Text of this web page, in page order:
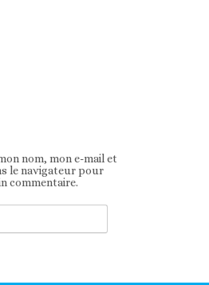
nom, mon e-mail et
le navigateur pour
commentaire.